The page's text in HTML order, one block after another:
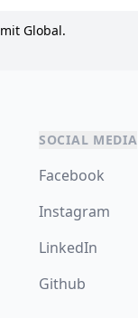
Global.
SOCIAL MEDIA
Facebook
Instagram
LinkedIn
Github